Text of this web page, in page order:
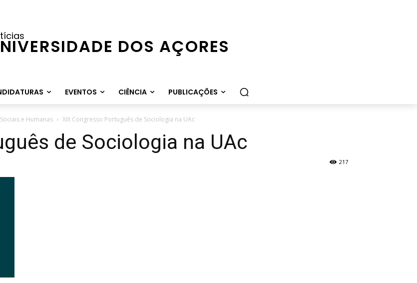
DOS AÇORES
EVENTOS CIÊNCIA PUBLICAÇÕES
e Humanas XIII Congresso Português de Sociologia na UAc
de Sociologia na UAc
217